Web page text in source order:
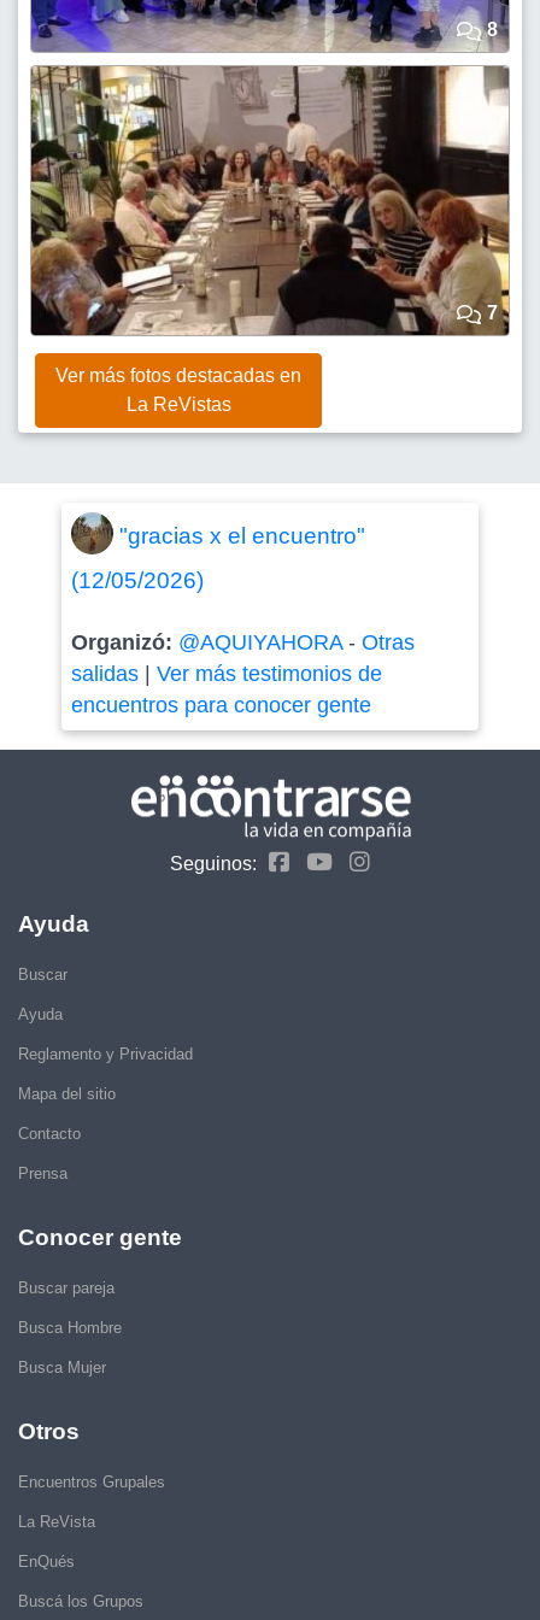
8
7
Ver más fotos destacadas en
La ReVistas
"gracias x el encuentro"
(12/05/2026)
Organizó: @AQUIYAHORA- Otras
salidas| Ver más testimonios de
encuentros para conocer gente
Seguinos:
Ayuda
Buscar
Ayuda
Reglamento y Privacidad
Mapa del sitio
Contacto
Prensa
Conocer gente
Buscar pareja
Busca Hombre
Busca Mujer
Otros
Encuentros Grupales
La ReVista
EnQués
Buscá los Grupos